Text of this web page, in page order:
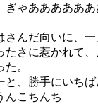
ゃああああああ
んだ向いに、一
たさに惹かれて、
。
、勝手にいちば
んこちんち